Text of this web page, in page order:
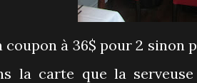
coupon à 36$ pour 2 sinon
la carte que la